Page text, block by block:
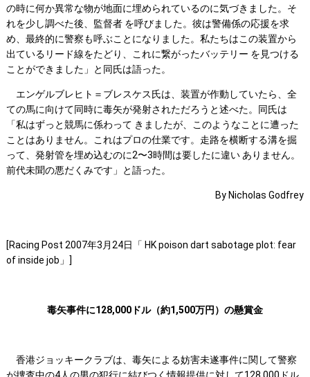
の時に何か異常な物が地面に埋められているのに気づきました。そ
れを少し調べた後、監督者 を呼びました。彼は警備係の応援を求
め、最終的に警察も呼ぶことになりました。私たちはこの装置から
出ているリード線をたどり、これに繋がったバッテリー を見つける
ことができました」と同氏は語った。
エンゲルブレヒト＝ブレスケス氏は、装置が作動していたら、全
ての馬に向けて同時に毒矢が発射されただろうと述べた。同氏は
「私はずっと競馬に係わって きましたが、このようなことに遭った
ことはありません。これはプロの仕業です。走路を横断する溝を掘
って、発射管を埋め込むのに2〜3時間は要したに違い ありません。
前代未聞の悪だくみです」と語った。
By Nicholas Godfrey
[Racing Post 2007年3月24日「 HK poison dart sabotage plot: fear
of inside job」]
毒矢事件に128,000ドル（約1,500万円）の懸賞金
香港ジョッキークラブは、毒矢による妨害未遂事件に関して警察